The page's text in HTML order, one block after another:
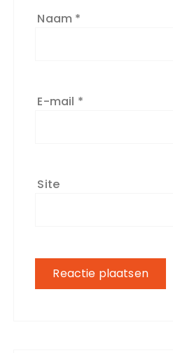
Naam *
E-mail *
Site